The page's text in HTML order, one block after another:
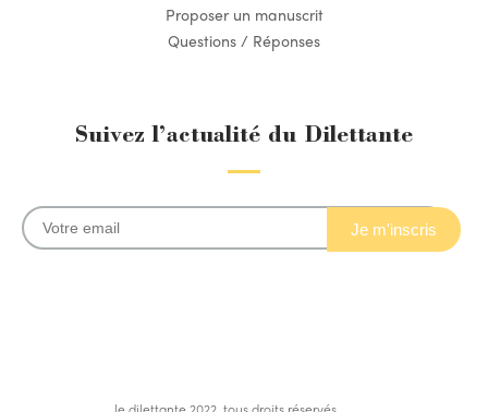
Proposer un manuscrit
Questions / Réponses
Suivez l’actualité du Dilettante